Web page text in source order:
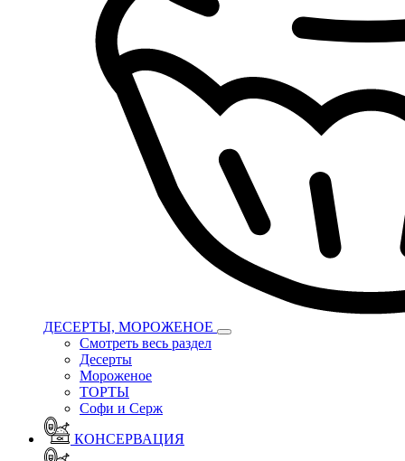
ДЕСЕРТЫ, МОРОЖЕНОЕ
Смотреть весь раздел
Десерты
Мороженое
ТОРТЫ
Софи и Серж
КОНСЕРВАЦИЯ